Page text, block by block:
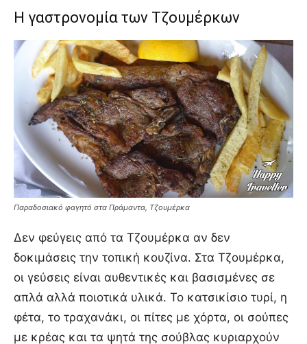
Η γαστρονομία των Τζουμέρκων
Παραδοσιακό φαγητό στα Πράμαντα, Τζουμέρκα
Δεν φεύγεις από τα Τζουμέρκα αν δεν
δοκιμάσεις την τοπική κουζίνα. Στα Τζουμέρκα,
οι γεύσεις είναι αυθεντικές και βασισμένες σε
απλά αλλά ποιοτικά υλικά. Το κατσικίσιο τυρί, η
φέτα, το τραχανάκι, οι πίτες με χόρτα, οι σούπες
με κρέας και τα ψητά της σούβλας κυριαρχούν